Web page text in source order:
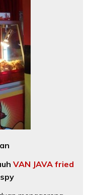
VAN JAVA fried